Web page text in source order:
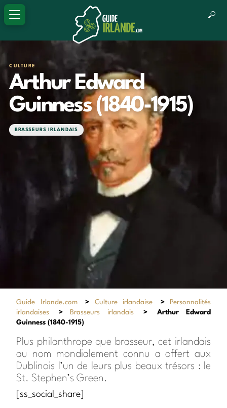
CULTURE
Arthur Edward
Guinness (1840-1915)
BRASSEURS IRLANDAIS
Guide Irlande.com > Culture irlandaise >
Personnalités
irlandaises
> Brasseurs irlandais >
Arthur Edward
Guinness (1840-1915)
Plus philanthrope que brasseur, cet irlandais
au nom mondialement connu a offert aux
Dublinois l’un de leurs plus beaux trésors : le
St. Stephen’s Green.
[ss_social_share]